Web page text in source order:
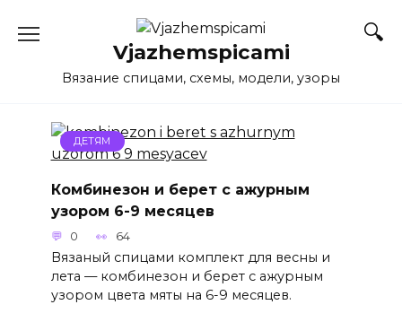
Vjazhemspicami
Вязание спицами, схемы, модели, узоры
ДЕТЯМ
Комбинезон и берет с ажурным
узором 6-9 месяцев
0 64
Вязаный спицами комплект для весны и
лета — комбинезон и берет с ажурным
узором цвета мяты на 6-9 месяцев.